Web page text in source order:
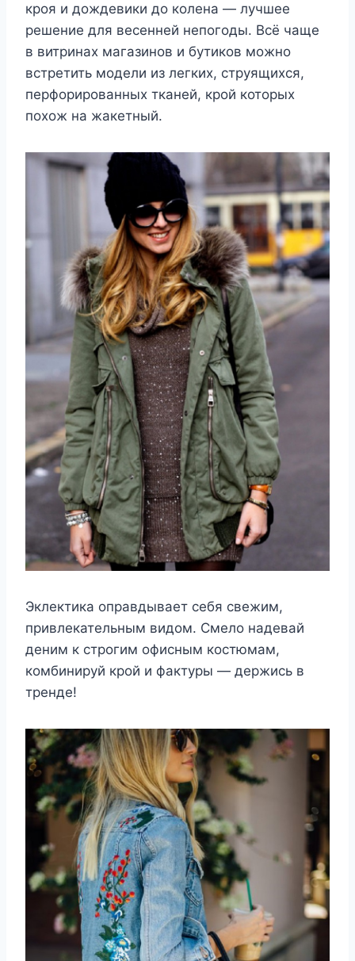
кроя и дождевики до колена — лучшее
решение для весенней непогоды. Всё чаще
в витринах магазинов и бутиков можно
встретить модели из легких, струящихся,
перфорированных тканей, крой которых
похож на жакетный.
Эклектика оправдывает себя свежим,
привлекательным видом. Смело надевай
деним к строгим офисным костюмам,
комбинируй крой и фактуры — держись в
тренде!